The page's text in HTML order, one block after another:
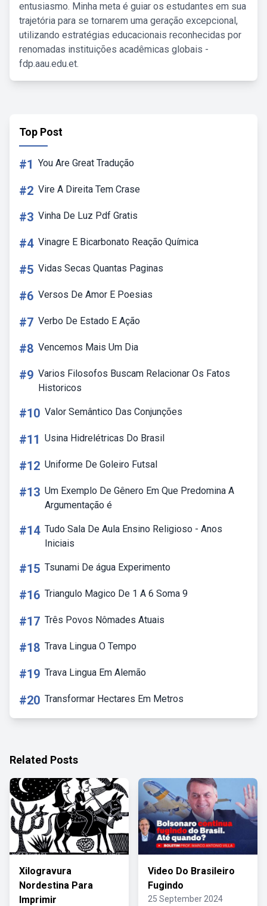
entusiasmo. Minha meta é guiar os estudantes em sua
trajetória para se tornarem uma geração excepcional,
utilizando estratégias educacionais reconhecidas por
renomadas instituições acadêmicas globais -
fdp.aau.edu.et.
Top Post
#1 You Are Great Tradução
#2 Vire A Direita Tem Crase
#3 Vinha De Luz Pdf Gratis
#4 Vinagre E Bicarbonato Reação Química
#5 Vidas Secas Quantas Paginas
#6 Versos De Amor E Poesias
#7 Verbo De Estado E Ação
#8 Vencemos Mais Um Dia
#9 Varios Filosofos Buscam Relacionar Os Fatos
Historicos
#10 Valor Semântico Das Conjunções
#11 Usina Hidrelétricas Do Brasil
#12 Uniforme De Goleiro Futsal
#13 Um Exemplo De Gênero Em Que Predomina A
Argumentação é
#14 Tudo Sala De Aula Ensino Religioso - Anos
Iniciais
#15 Tsunami De água Experimento
#16 Triangulo Magico De 1 A 6 Soma 9
#17 Três Povos Nômades Atuais
#18 Trava Lingua O Tempo
#19 Trava Lingua Em Alemão
#20 Transformar Hectares Em Metros
Related Posts
Xilogravura
Nordestina Para
Imprimir
Video Do Brasileiro
Fugindo
25 September 2024